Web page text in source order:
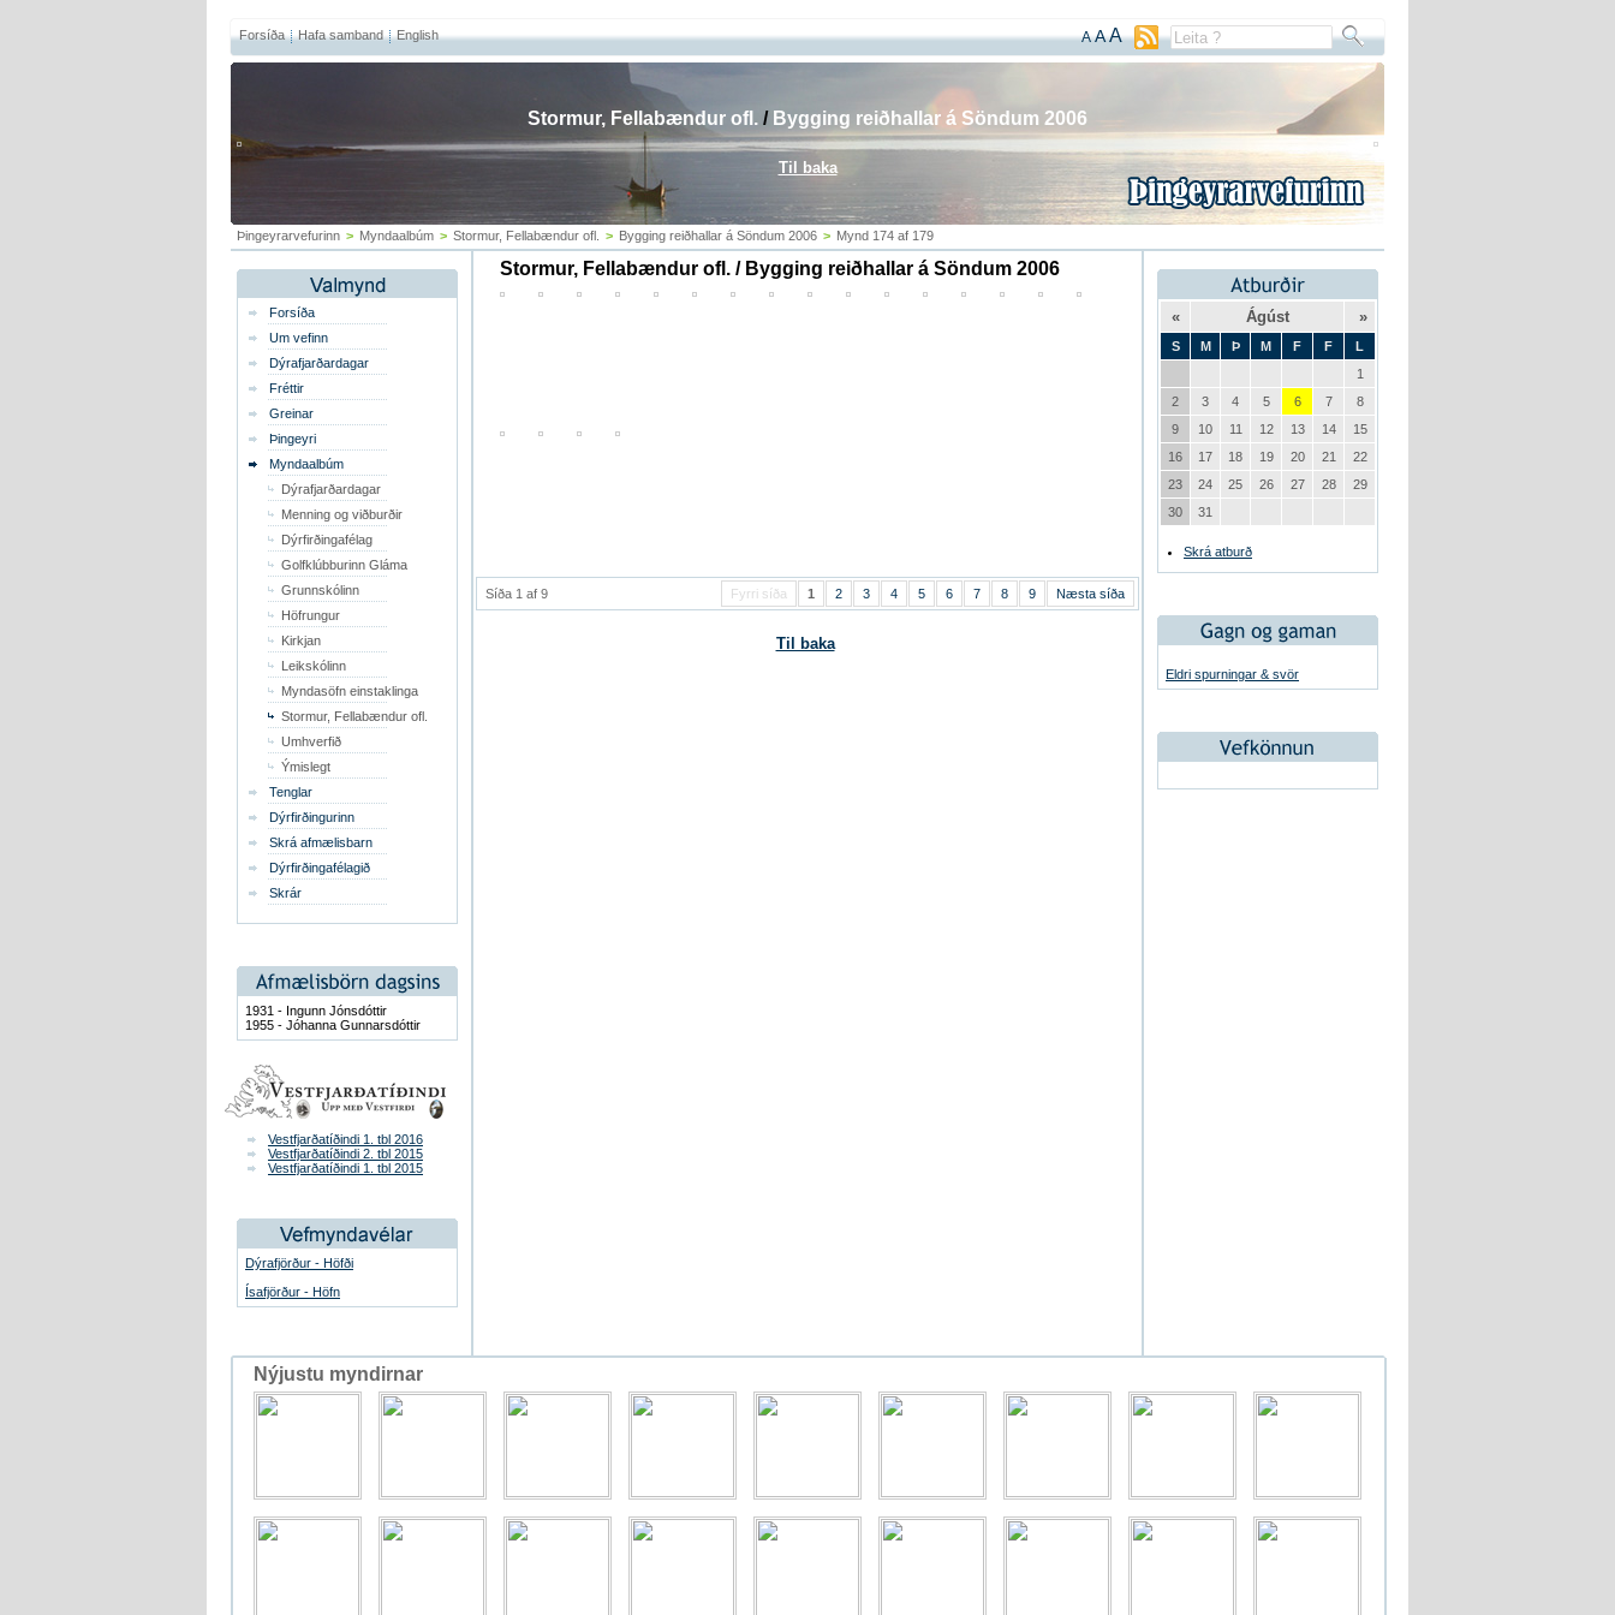
Forsíða Hafa samband English A AA
Þingeyrarvefurinn > Myndaalbúm > Stormur, Fellabændur ofl. > Bygging reiðhallar á Söndum 2006 > Mynd 174 af 179
Forsíða
Um vefinn
Dýrafjarðardagar
Fréttir
Greinar
Þingeyri
Myndaalbúm
Dýrafjarðardagar
Menning og viðburðir
Dýrfirðingafélag
Golfklúbburinn Gláma
Grunnskólinn
Höfrungur
Kirkjan
Leikskólinn
Myndasöfn einstaklinga
Stormur, Fellabændur ofl.
Umhverfið
Ýmislegt
Tenglar
Dýrfirðingurinn
Skrá afmælisbarn
Dýrfirðingafélagið
Skrár
1931 - Ingunn Jónsdóttir
1955 - Jóhanna Gunnarsdóttir
Vestfjarðatíðindi 1. tbl 2016
Vestfjarðatíðindi 2. tbl 2015
Vestfjarðatíðindi 1. tbl 2015
Dýrafjörður - Höfði
Ísafjörður - Höfn
Stormur, Fellabændur ofl. / Bygging reiðhallar á Söndum 2006
Fyrri síða 1 2 3 4 5 6 7 8 9 Næsta síða
Síða 1 af 9
Til baka
Stormur, Fellabændur ofl. / Bygging reiðhallar á Söndum 2006
Til baka
« Ágúst »
S M Þ M F F
L
1
2
3 4 5 6 7
8
9
10 11 12 13 14
15
16
17 18 19 20 21
22
23
24 25 26 27 28
29
30
31
Skrá atburð
Eldri spurningar & svör
Nýjustu myndirnar